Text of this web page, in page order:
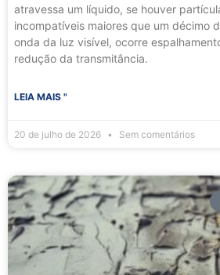
atravessa um líquido, se houver
incompatíveis maiores que um décimo
onda da luz visível, ocorre
redução da transmitância.
LEIA MAIS "
20 de julho de 2026 Sem comentários